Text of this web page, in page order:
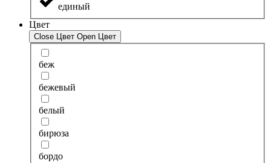
единый
Цвет
Close Цвет Open Цвет
беж
бежевый
белый
бирюза
бордо